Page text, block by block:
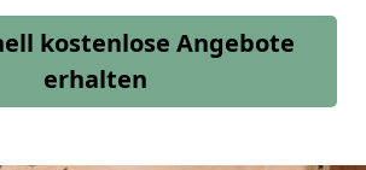
kostenlose Angebote
erhalten